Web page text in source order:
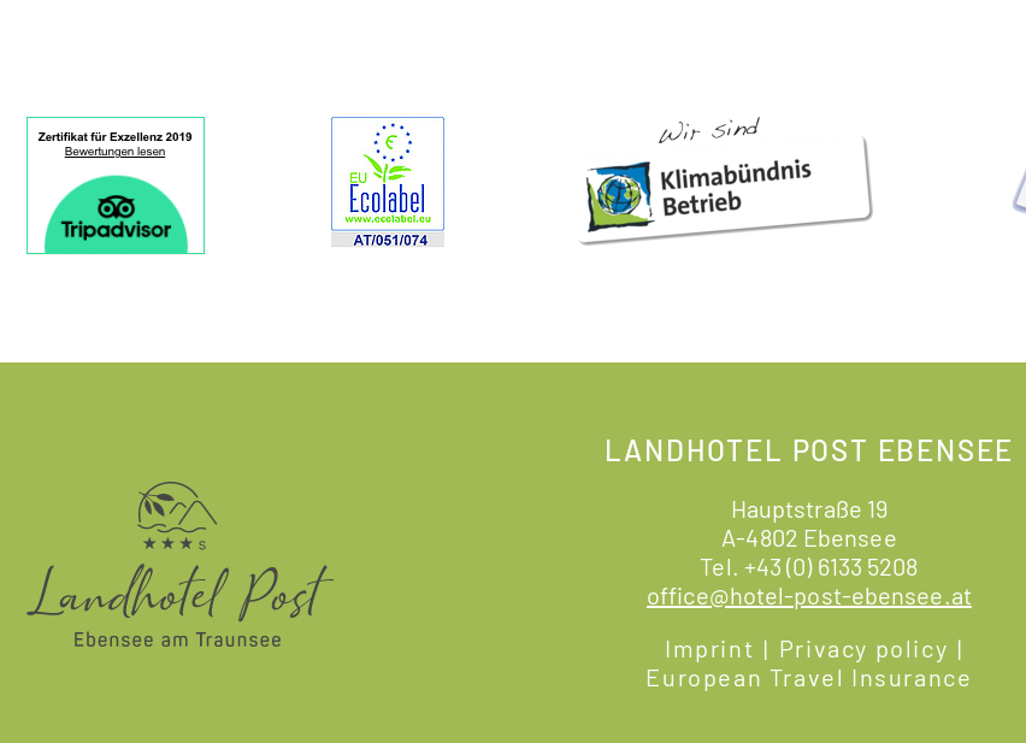
LANDHOTEL POST EBENSEE
Hauptstraße 19
A-4802 Ebensee
Tel. +43 (0) 6133 5208
office@hotel-post-ebensee.at
Imprint | Privacy policy |
European Travel Insurance